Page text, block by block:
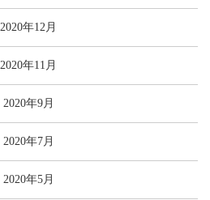
2020年12月
2020年11月
2020年9月
2020年7月
2020年5月